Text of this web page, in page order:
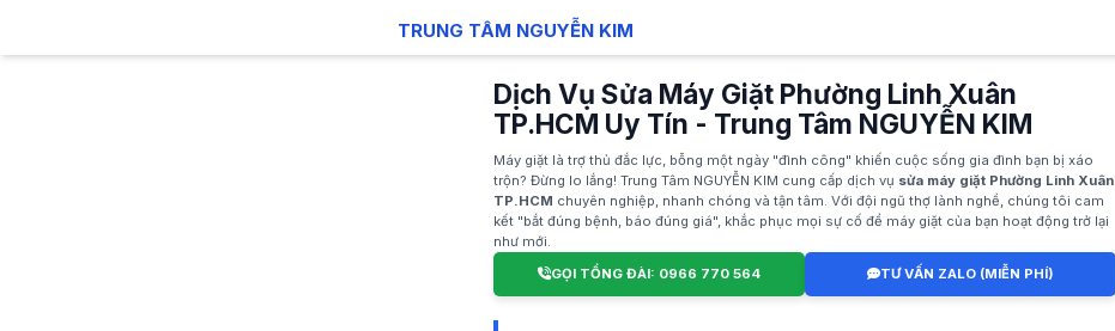
TRUNG TÂM NGUYỄN KIM
Dịch Vụ Sửa Máy Giặt Phường Linh Xuân
TP.HCM Uy Tín - Trung Tâm NGUYỄN KIM
Máy giặt là trợ thủ đắc lực, bỗng một ngày "đình công" khiến cuộc sống gia đình bạn bị xáo
trộn? Đừng lo lắng! Trung Tâm NGUYỄN KIM cung cấp dịch vụ sửa máy giặt Phường Linh Xuân
TP.HCM chuyên nghiệp, nhanh chóng và tận tâm. Với đội ngũ thợ lành nghề, chúng tôi cam
kết "bắt đúng bệnh, báo đúng giá", khắc phục mọi sự cố để máy giặt của bạn hoạt động trở lại
như mới.
GỌI TỔNG ĐÀI: 0966 770 564
TƯ VẤN ZALO (MIỄN PHÍ)